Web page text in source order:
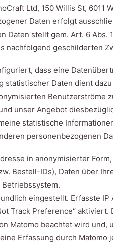
Ltd, 150 Willis St, 6011
Daten erfolgt
stellt gem. Art. 6 Abs.
nachfolgend geschilderten
dass eine
Daten dient
Benutzerströme
unser Angebot
statistische
personenbezogenen
in anonymisierter
Bestell-IDs), Daten über
eingestellt. Erfasste
Track Preference“ aktiviert.
Matomo beachtet wird und,
Erfassung durch Matomo